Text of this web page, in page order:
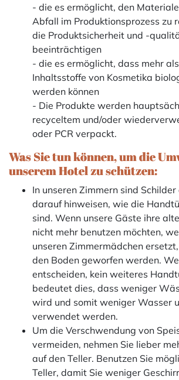
- die es ermöglicht, den
Abfall im Produktionsprozess zu
die Produktsicherheit und -
beeinträchtigen
- die es ermöglicht, dass mehr
Inhaltsstoffe von Kosmetika
werden können
- Die Produkte werden
recyceltem und/oder
oder PCR verpackt.
Was Sie tun können, um die
unserem Hotel zu schützen:
In unseren Zimmern sind
darauf hinweisen, wie die
sind. Wenn unsere Gäste ihre
nicht mehr benutzen möchten,
unseren Zimmermädchen
den Boden geworfen werden.
entscheiden, kein weiteres
bedeutet dies, dass weniger
wird und somit weniger Wasser
verwendet werden.
Um die Verschwendung von
vermeiden, nehmen Sie lieber
auf den Teller. Benutzen Sie
Teller, damit Sie weniger